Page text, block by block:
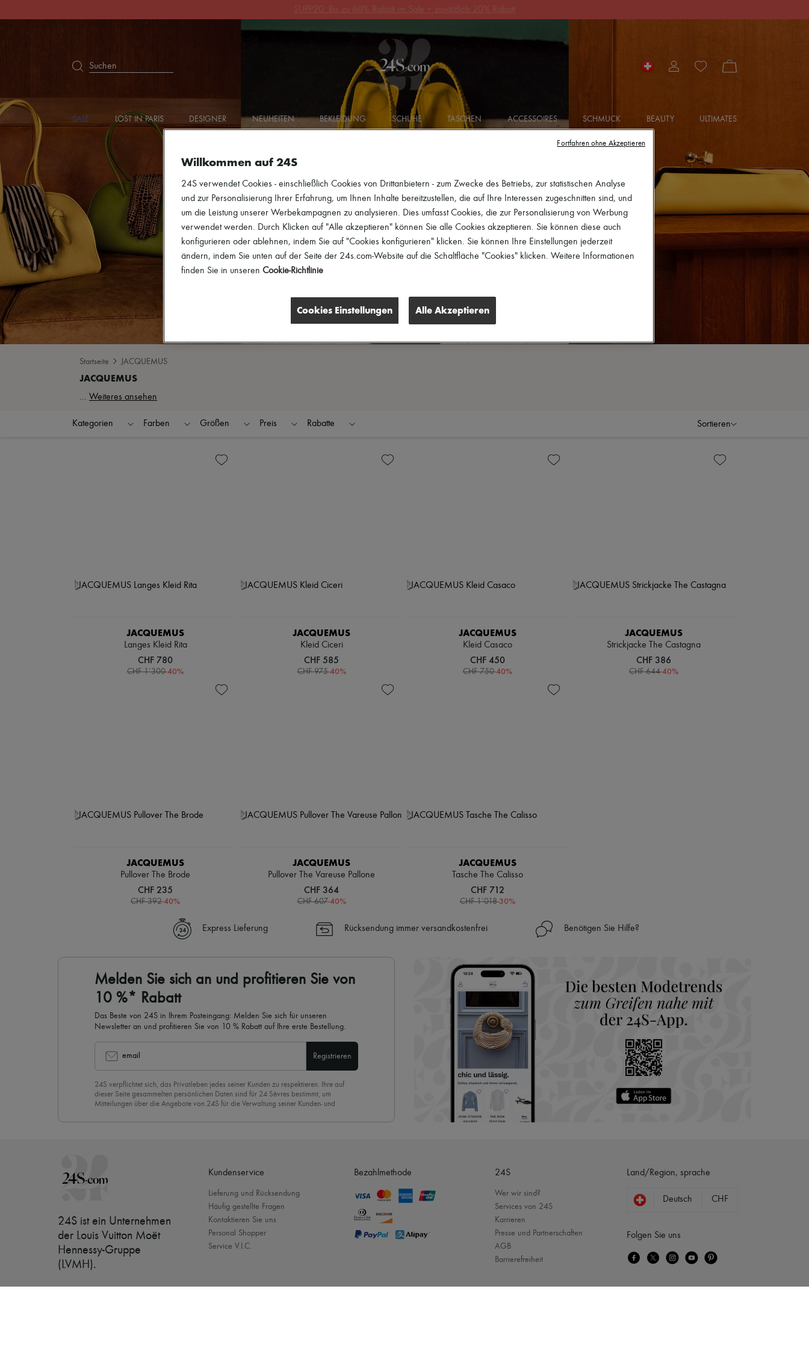
10% Rabatt auf Ihre erste Bestellung. Code: 10FIRST (Siehe AGB)
Suchen
SALE LOST IN PARIS DESIGNER NEUHEITEN BEKLEIDUNG SCHUHE TASCHEN ACCESSOIRES SCHMUCK BEAUTY ULTIMATES
Startseite JACQUEMUS
... Weiteres ansehen
Kategorien Farben Größen Preis Rabatte Sortieren
JACQUEMUS
Langes Kleid Rita
CHF 780
CHF 1’300-40%
JACQUEMUS
Kleid Ciceri
CHF 585
CHF 975-40%
JACQUEMUS
Kleid Casaco
CHF 450
CHF 750-40%
JACQUEMUS
Strickjacke The Castagna
CHF 386
CHF 644-40%
JACQUEMUS
Pullover The Brode
CHF 235
CHF 392-40%
JACQUEMUS
Pullover The Vareuse Pallone
CHF 364
CHF 607-40%
JACQUEMUS
Tasche The Calisso
CHF 712
CHF 1’018-30%
Express Lieferung Rücksendung immer versandkostenfrei Benötigen Sie Hilfe?
Melden Sie sich an und profitieren Sie von
10 %* Rabatt
Das Beste von 24S in Ihrem Posteingang: Melden Sie sich für unseren
Newsletter an und profitieren Sie von 10 % Rabatt auf Ihre erste Bestellung.
email Registrieren
24S verpflichtet sich, das Privatleben jedes seiner Kunden zu respektieren. Ihre auf
dieser Seite gesammelten persönlichen Daten sind für 24 Sèvres bestimmt, um
Mitteilungen über die Angebote von 24S für die Verwaltung seiner Kunden- und
stimmen Sie unsererDatenschutzrichtlinievorbehaltlos zu. Um den Newsletter
24S ist ein Unternehmen
der Louis Vuitton Moët
Hennessy-Gruppe
(LVMH).
Kundenservice
Lieferung und Rücksendung
Häufig gestellte Fragen
Kontaktieren Sie uns
Personal Shopper
Service V.I.C.
Bezahlmethode 24S
Wer wir sind?
Services von 24S
Karrieren
Presse und Partnerschaften
AGB
Barrierefreiheit
Land/Region, sprache
Deutsch CHF
Folgen Sie uns
Willkommen auf 24S
24S verwendet Cookies - einschließlich Cookies von Drittanbietern - zum Zwecke des Betriebs, zur statistischen Analyse
und zur Personalisierung Ihrer Erfahrung, um Ihnen Inhalte bereitzustellen, die auf Ihre Interessen zugeschnitten sind, und
um die Leistung unserer Werbekampagnen zu analysieren. Dies umfasst Cookies, die zur Personalisierung von Werbung
verwendet werden. Durch Klicken auf "Alle akzeptieren" können Sie alle Cookies akzeptieren. Sie können diese auch
konfigurieren oder ablehnen, indem Sie auf "Cookies konfigurieren" klicken. Sie können Ihre Einstellungen jederzeit
ändern, indem Sie unten auf der Seite der 24s.com-Website auf die Schaltfläche "Cookies" klicken. Weitere Informationen
finden Sie in unseren Cookie-Richtlinie
Cookies Einstellungen Alle Akzeptieren
Fortfahren ohne Akzeptieren